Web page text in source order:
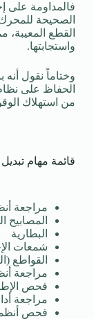
فالمداومة على
الصحيحة
القطع
واستجابتها.
وختاماً نقول
الحفاظ على
من استهلاك
قائمة مهام
مراجعة
المصابيح
البطارية
شمعات
القواطع
مراجعة
فحص
مراجعة
فحص